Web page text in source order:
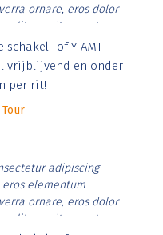
ornare, eros dolor
libero vitae erat.
id rutrum lorem
tristique posuere.
of Y-AMT
vrijblijvend en onder
per rit!
adipiscing
elementum
ornare, eros dolor
libero vitae erat.